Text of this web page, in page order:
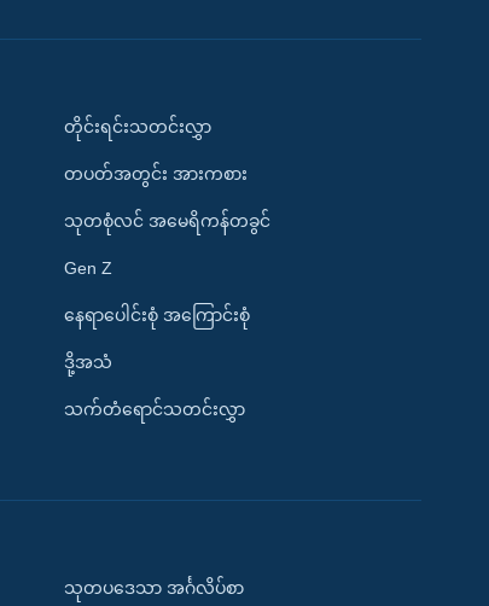
တိုင်းရင်းသတင်းလွှာ
တပတ်အတွင်း အားကစား
သုတစုံလင် အမေရိကန်တခွင်
Gen Z
နေရာပေါင်းစုံ အကြောင်းစုံ
ဒို့အသံ
သက်တံရောင်သတင်းလွှာ
သုတပဒေသာ အင်္ဂလိပ်စာ